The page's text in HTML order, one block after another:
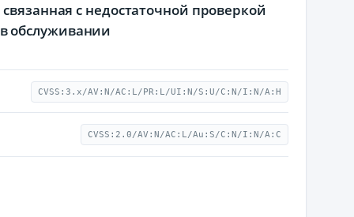
с недостаточной проверкой
обслуживании
CVSS:3.x/AV:N/AC:L/PR:L/UI:N/S:U/C:N/I:N/A:H
CVSS:2.0/AV:N/AC:L/Au:S/C:N/I:N/A:C